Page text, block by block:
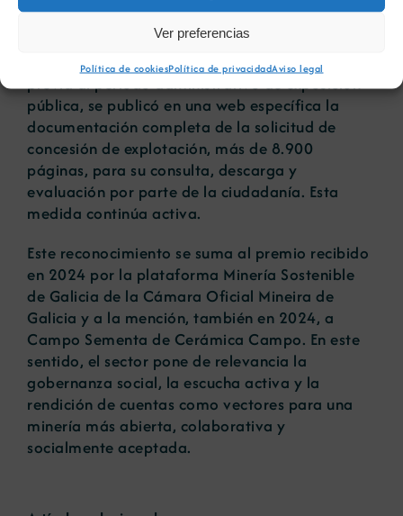
Ver preferencias
Política de cookiesPolítica de privacidadAviso legal
La iniciativa apostó por una política de
transparencia proactiva: de forma voluntaria y
previa al periodo administrativo de exposición
pública, se publicó en una web específica la
documentación completa de la solicitud de
concesión de explotación, más de 8.900
páginas, para su consulta, descarga y
evaluación por parte de la ciudadanía. Esta
medida continúa activa.
Este reconocimiento se suma al premio recibido
en 2024 por la plataforma Minería Sostenible
de Galicia de la Cámara Oficial Mineira de
Galicia y a la mención, también en 2024, a
Campo Sementa de Cerámica Campo. En este
sentido, el sector pone de relevancia la
gobernanza social, la escucha activa y la
rendición de cuentas como vectores para una
minería más abierta, colaborativa y
socialmente aceptada.